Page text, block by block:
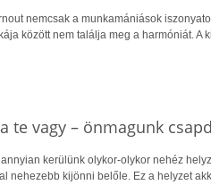
nemcsak a munkamániások
között nem találja meg a harmóniát. A
te vagy – önmagunk
kerülünk olykor-olykor nehéz
nehezebb kijönni belőle. Ez a helyzet